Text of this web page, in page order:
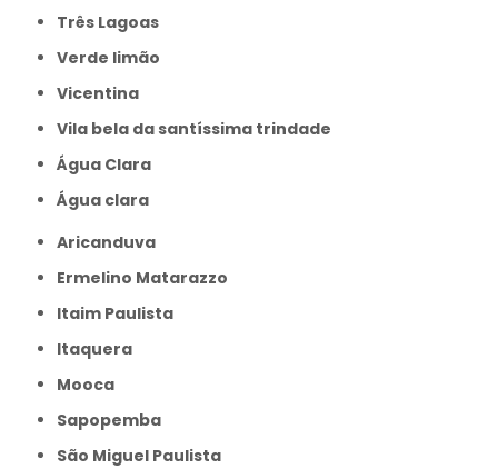
Três Lagoas
Verde limão
Vicentina
Vila bela da santíssima trindade
Água Clara
Água clara
Aricanduva
Ermelino Matarazzo
Itaim Paulista
Itaquera
Mooca
Sapopemba
São Miguel Paulista